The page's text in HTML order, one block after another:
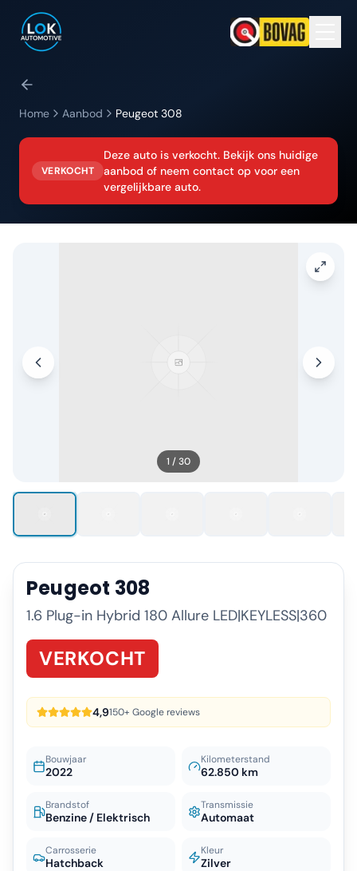
Home Aanbod Peugeot 308
VERKOCHT
Deze auto is verkocht. Bekijk ons huidige
aanbod of neem contact op voor een
vergelijkbare auto.
1 /30
Peugeot 308
1.6 Plug-in Hybrid 180 Allure LED|KEYLESS|360
VERKOCHT
4,9150+ Google reviews
Bouwjaar
2022
Kilometerstand
62.850 km
Brandstof
Benzine / Elektrisch
Transmissie
Automaat
Carrosserie
Hatchback
Kleur
Zilver